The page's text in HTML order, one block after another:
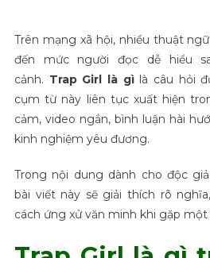
Trên mạng xã hội, nhiều thuật
đến mức người đọc dễ hiểu
cảnh. Trap Girl là gìlà câu hỏi
cụm từ này liên tục xuất hiện
cảm, video ngắn, bình luận hài
kinh nghiệm yêu đương.
Trong nội dung dành cho độc
bài viết này sẽ giải thích rõ
cách ứng xử văn minh khi gặp một